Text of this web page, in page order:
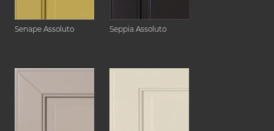
Senape Assoluto Seppia Assoluto